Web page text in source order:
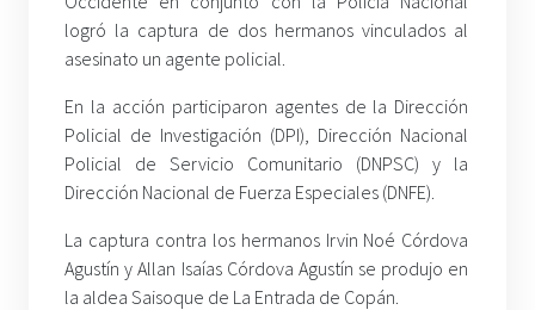
logró la captura de dos hermanos vinculados al
asesinato un agente policial.
En la acción participaron agentes de la Dirección
Policial de Investigación (DPI), Dirección Nacional
Policial de Servicio Comunitario (DNPSC) y la
Dirección Nacional de Fuerza Especiales (DNFE).
La captura contra los hermanos Irvin Noé Córdova
Agustín y Allan Isaías Córdova Agustín se produjo en
la aldea Saisoque de La Entrada de Copán.